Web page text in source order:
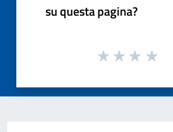
su questa pagina?